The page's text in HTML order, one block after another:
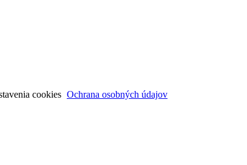
cookies Ochrana osobných údajov